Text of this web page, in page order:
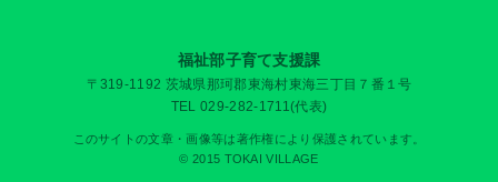
福祉部子育て支援課
〒319-1192 茨城県那珂郡東海村東海三丁目７番１号
TEL 029-282-1711(代表)
このサイトの文章・画像等は著作権により保護されています。
© 2015 TOKAI VILLAGE